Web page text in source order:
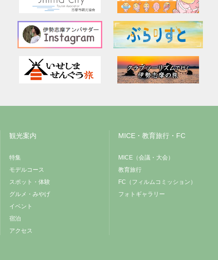
観光案内
特集
モデルコース
スポット・体験
グルメ・みやげ
イベント
宿泊
アクセス
MICE・教育旅行・FC
MICE（会議・大会）
教育旅行
FC（フィルムコミッション）
フォトギャラリー